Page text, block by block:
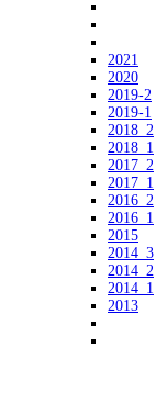
2021
2020
2019-2
2019-1
2018_2
2018_1
2017_2
2017_1
2016_2
2016_1
2015
2014_3
2014_2
2014_1
2013